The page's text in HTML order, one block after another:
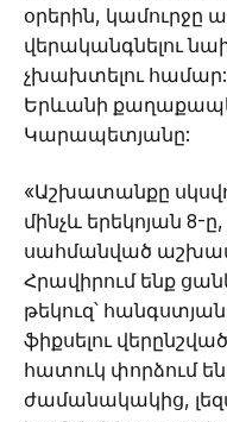
օրերին, կամուրջը
վերականգնելու
չխախտելու համար:
Երևանի
Կարապետյանը:
«Աշխատանքը
մինչև երեկոյան 8-
սահմանված
Հրավիրում ենք
թեկուզ՝
ֆիքսելու
հատուկ փորձում
ժամանակակից,